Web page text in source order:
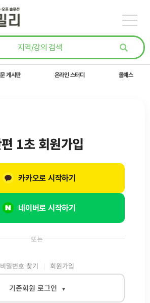
게시판 온라인 스터디 올패스
또는
비밀번호 찾기 회원가입
기존회원 로그인 ▾
1초 회원가입
네이버로 시작하기
카카오로 시작하기